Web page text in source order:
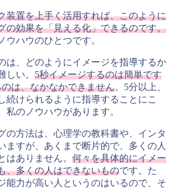
装置を上手く活用すれば、このように
の効果を「見える化」できるのです。
ウハウのひとつです。
は、どのようにイメージを指導するか
しい。 5秒イメージするのは簡単です
は、なかなかできません。5分以上、
続けられるように指導することにこ
私のノウハウがあります。
の方法は、心理学の教科書や、インタ
ますが、あくまで断片的で、多くの人
はありません。 何々を具体的にイメー
、多くの人はできないものです。た
能力が高い人というのはいるので、そ